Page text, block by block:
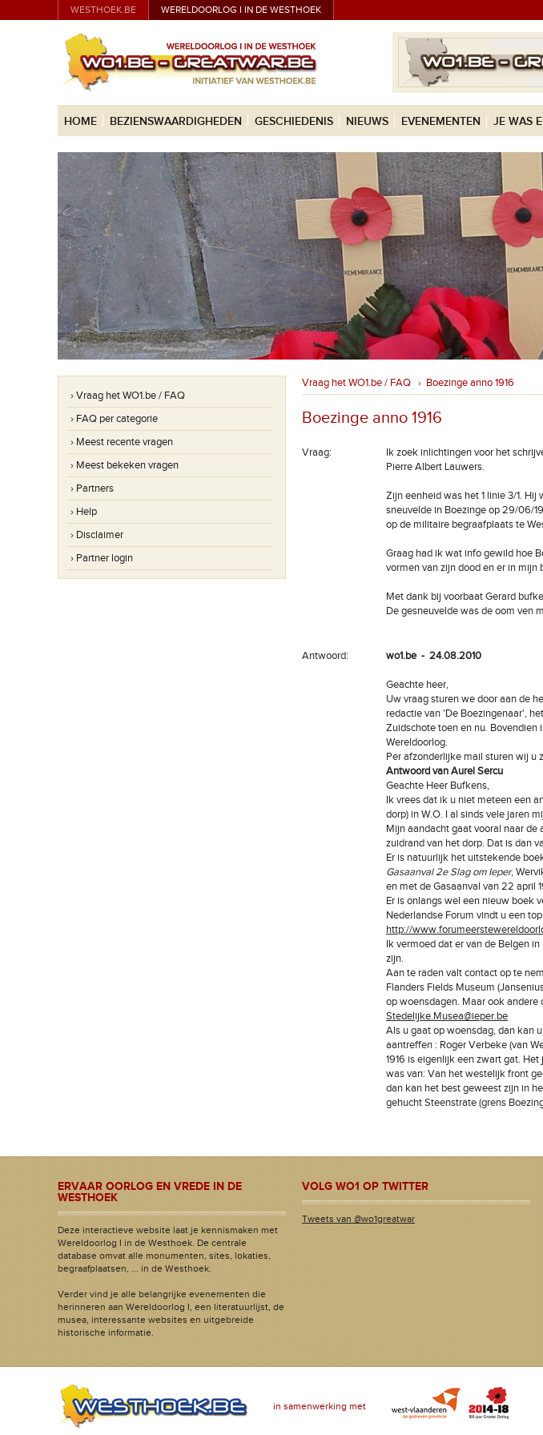
WESTHOEK.BE WERELDOORLOG I IN DE WESTHOEK
HOME BEZIENSWAARDIGHEDEN GESCHIEDENIS NIEUWS EVENEMENTEN JE WAS
› Vraag het WO1.be / FAQ
› FAQ per categorie
› Meest recente vragen
› Meest bekeken vragen
› Partners
› Help
› Disclaimer
› Partner login
Vraag het WO1.be / FAQ › Boezinge anno 1916
Boezinge anno 1916
Vraag:
Ik zoek inlichtingen voor het
Pierre Albert Lauwers.
Zijn eenheid was het 1 linie 3/1.
sneuvelde in Boezinge op 29/06/
op de militaire begraafplaats te
Graag had ik wat info gewild hoe
vormen van zijn dood en er in
Met dank bij voorbaat Gerard
De gesneuvelde was de oom ven
Antwoord: wo1.be - 24.08.2010
Geachte heer,
Uw vraag sturen we door aan de
redactie van 'De Boezingenaar',
Zuidschote toen en nu. Bovendien
Wereldoorlog.
Per afzonderlijke mail sturen wij u
Antwoord van Aurel Sercu
Geachte Heer Bufkens,
Ik vrees dat ik u niet meteen een
dorp) in W.O. I al sinds vele jaren
Mijn aandacht gaat vooral naar de
zuidrand van het dorp. Dat is dan
Er is natuurlijk het uitstekende
Gasaanval 2e Slag om Ieper,
en met de Gasaanval van 22 april
Er is onlangs wel een nieuw boek
Nederlandse Forum vindt u een
http://
Ik vermoed dat er van de Belgen
zijn.
Aan te raden valt contact op te
Flanders Fields Museum
op woensdagen. Maar ook andere
Stedelijke.Musea@ieper.be
Als u gaat op woensdag, dan kan
aantreffen : Roger Verbeke (van
1916 is eigenlijk een zwart gat.
was van: Van het westelijk front
dan kan het best geweest zijn in
gehucht Steenstrate (grens
ERVAAR OORLOG EN VREDE IN DE
WESTHOEK
Deze interactieve website laat je kennismaken met
Wereldoorlog I in de Westhoek. De centrale
database omvat alle monumenten, sites, lokaties,
begraafplaatsen, ... in de Westhoek.
Verder vind je alle belangrijke evenementen die
herinneren aan Wereldoorlog I, een literatuurlijst, de
musea, interessante websites en uitgebreide
historische informatie.
VOLG WO1 OP TWITTER
Tweets van @wo1greatwar
in samenwerking met